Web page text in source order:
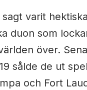
varit
duon som
över.
sålde de ut
och Fort